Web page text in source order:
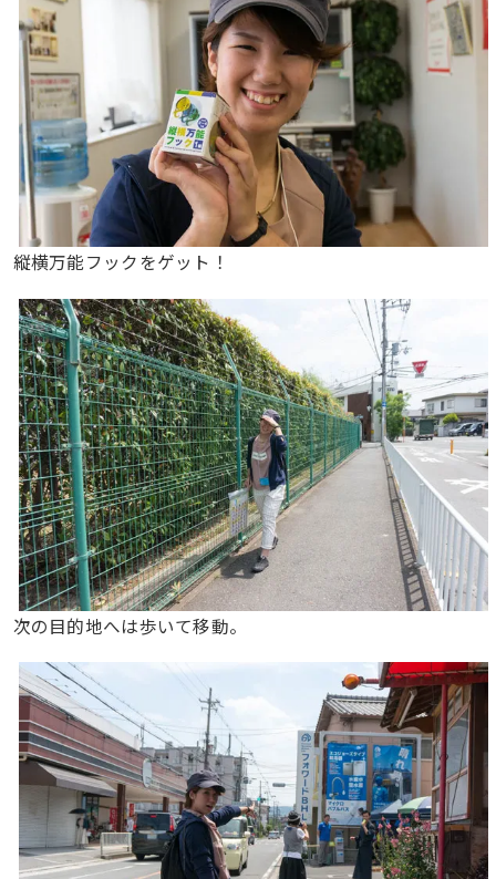
縦横万能フックをゲット！
次の目的地へは歩いて移動。